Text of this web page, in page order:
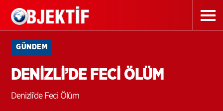
GÜNDEM
DENİZLİ’DE FECİ ÖLÜM
Denizli’de Feci Ölüm